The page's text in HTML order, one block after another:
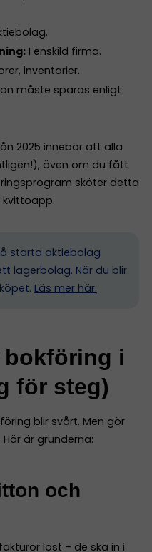
I enskild firma.
inventarier.
måste sparas enligt
2025 innebär att alla
även om du fått
sköter detta
starta aktiebolag
lagerbolag. När du blir
Läs mer här.
bokföring i
för steg)
blir svårt. Men gör
är grunderna:
och
löst – de ska in i